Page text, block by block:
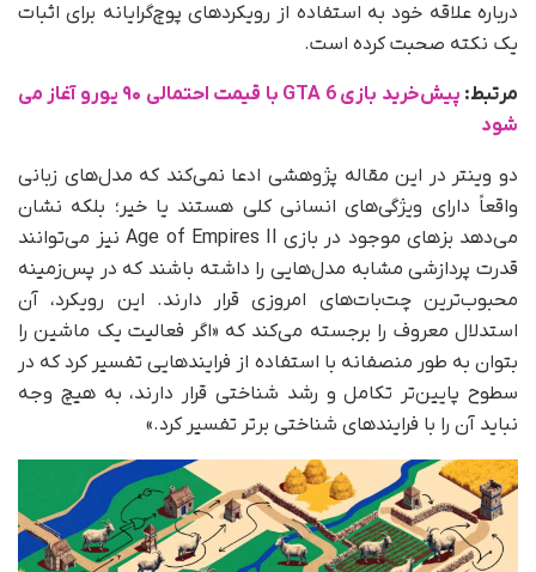
درباره علاقه‌ خود به استفاده از رویکردهای پوچ‌گرایانه برای اثبات
یک نکته صحبت کرده است.
مرتبط:
پیش‌‌خرید بازی GTA 6 با قیمت احتمالی ۹۰ یورو آغاز می‌
شود
دو وینتر در این مقاله پژوهشی ادعا نمی‌کند که مدل‌های زبانی
واقعاً دارای ویژگی‌های انسانی کلی هستند یا خیر؛ بلکه نشان
می‌دهد بزهای موجود در بازی Age of Empires II نیز می‌توانند
قدرت پردازشی مشابه مدل‌هایی را داشته باشند که در پس‌زمینه
محبوب‌ترین چت‌بات‌های امروزی قرار دارند. این رویکرد، آن
استدلال معروف را برجسته می‌کند که «اگر فعالیت یک ماشین را
بتوان به ‌طور منصفانه با استفاده از فرایندهایی تفسیر کرد که در
سطوح پایین‌تر تکامل و رشد شناختی قرار دارند، به هیچ وجه
نباید آن را با فرایندهای شناختی برتر تفسیر کرد.»